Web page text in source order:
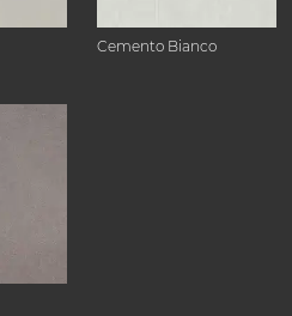
Cemento Bianco